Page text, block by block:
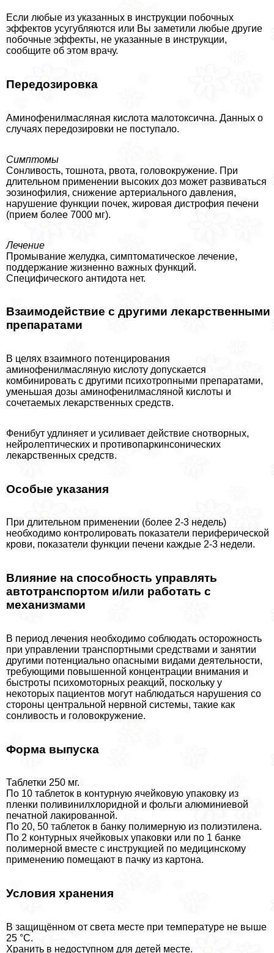
Если любые из указанных в инструкции побочных
эффектов усугубляются или Вы заметили любые другие
побочные эффекты, не указанные в инструкции,
сообщите об этом врачу.
Передозировка
Аминофенилмасляная кислота малотоксична. Данных о
случаях передозировки не поступало.
Симптомы
Сонливость, тошнота, рвота, головокружение. При
длительном применении высоких доз может развиваться
эозинофилия, снижение артериального давления,
нарушение функции почек, жировая дистрофия печени
(прием более 7000 мг).
Лечение
Промывание желудка, симптоматическое лечение,
поддержание жизненно важных функций.
Специфического антидота нет.
Взаимодействие с другими лекарственными
препаратами
В целях взаимного потенцирования
аминофенилмасляную кислоту допускается
комбинировать с другими психотропными препаратами,
уменьшая дозы аминофенилмасляной кислоты и
сочетаемых лекарственных средств.
Фенибут удлиняет и усиливает действие снотворных,
нейролептических и противопаркинсонических
лекарственных средств.
Особые указания
При длительном применении (более 2-3 недель)
необходимо контролировать показатели периферической
крови, показатели функции печени каждые 2-3 недели.
Влияние на способность управлять
автотрaнcпортом и/или работать с
механизмами
В период лечения необходимо соблюдать осторожность
при управлении трaнcпортными средствами и занятии
другими потенциально опасными видами деятельности,
требующими повышенной концентрации внимания и
быстроты психомоторных реакций, поскольку у
некоторых пациентов могут наблюдаться нарушения со
стороны центральной нервной системы, такие как
сонливость и головокружение.
Форма выпуска
Таблетки 250 мг.
По 10 таблеток в контурную ячейковую упаковку из
пленки поливинилхлоридной и фольги алюминиевой
печатной лакированной.
По 20, 50 таблеток в банку полимерную из полиэтилена.
По 2 контурных ячейковых упаковки или по 1 банке
полимерной вместе с инструкцией по медицинскому
применению помещают в пачку из картона.
Условия хранения
В защищённом от света месте при температуре не выше
25 °С.
Хранить в недоступном для детей месте.